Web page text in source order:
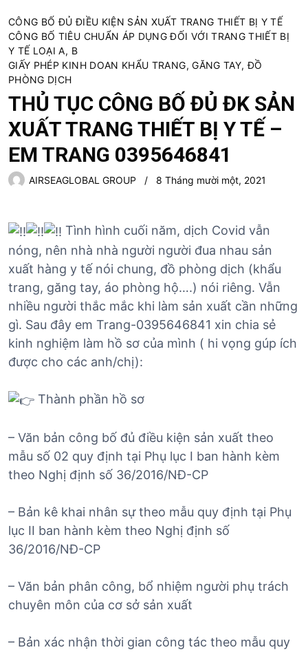
CÔNG BỐ ĐỦ ĐIỀU KIỆN SẢN XUẤT TRANG THIẾT BỊ Y TẾ
CÔNG BỐ TIÊU CHUẨN ÁP DỤNG ĐỐI VỚI TRANG THIẾT BỊ
Y TẾ LOẠI A, B
GIẤY PHÉP KINH DOAN KHẨU TRANG, GĂNG TAY, ĐỒ
PHÒNG DỊCH
THỦ TỤC CÔNG BỐ ĐỦ ĐK SẢN
XUẤT TRANG THIẾT BỊ Y TẾ –
EM TRANG 0395646841
AIRSEAGLOBAL GROUP 8 Tháng mười một, 2021
Tình hình cuối năm, dịch Covid vẫn
nóng, nên nhà nhà người người đua nhau sản
xuất hàng y tế nói chung, đồ phòng dịch (khẩu
trang, găng tay, áo phòng hộ….) nói riêng. Vẫn
nhiều người thắc mắc khi làm sản xuất cần những
gì. Sau đây em Trang-0395646841 xin chia sẻ
kinh nghiệm làm hồ sơ của mình ( hi vọng gúp ích
được cho các anh/chị):
Thành phần hồ sơ
– Văn bản công bố đủ điều kiện sản xuất theo
mẫu số 02 quy định tại Phụ lục I ban hành kèm
theo Nghị định số 36/2016/NĐ-CP
– Bản kê khai nhân sự theo mẫu quy định tại Phụ
lục II ban hành kèm theo Nghị định số
36/2016/NĐ-CP
– Văn bản phân công, bổ nhiệm người phụ trách
chuyên môn của cơ sở sản xuất
– Bản xác nhận thời gian công tác theo mẫu quy